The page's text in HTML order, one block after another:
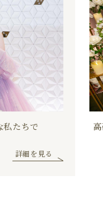
私たちで
詳細を見る